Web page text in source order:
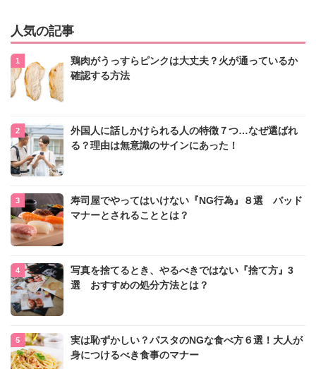
人気の記事
鶏肉がうっすらピンクは大丈夫？火が通っているか
確認する方法
外国人に話しかけられる人の特徴７つ…なぜ選ばれ
る？理由は無意識のサインにあった！
寿司屋でやってはいけない『NG行為』８選 バッド
マナーとされることとは？
写真を捨てるとき、やるべきではない『捨て方』3
選 おすすめの処分方法とは？
実は恥ずかしい？パスタのNGな食べ方６選！大人が
身につけるべき食事のマナー